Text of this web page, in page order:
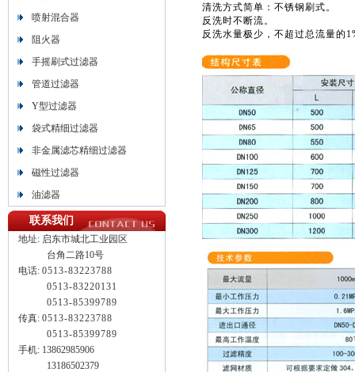
喷射混合器
阻火器
手摇刷式过滤器
管道过滤器
Y型过滤器
袋式精细过滤器
非金属滤芯精细过滤器
磁性过滤器
油滤器
联系我们
地址: 启东市城北工业园区
台角二路10号
电话: 0513-83223788
0513-83220131
0513-85399789
传真: 0513-83223788
0513-85399789
手机: 13862985906
13186502379
清洗方式简单：不锈钢刷式。
反洗时不断流。
反洗水量极少，不超过总流量的